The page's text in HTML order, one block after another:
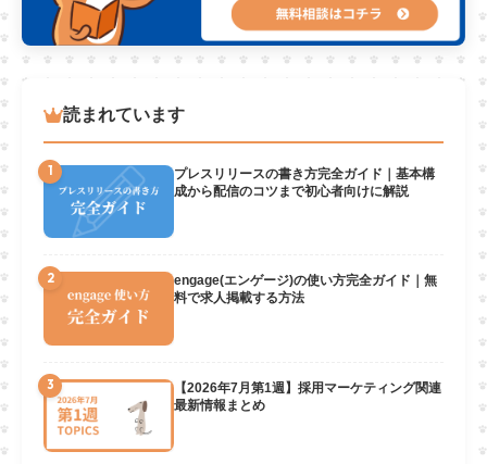
読まれています
1
プレスリリースの書き方完全ガイド｜基本構
成から配信のコツまで初心者向けに解説
2
engage(エンゲージ)の使い方完全ガイド｜無
料で求人掲載する方法
3
【2026年7月第1週】採用マーケティング関連
最新情報まとめ